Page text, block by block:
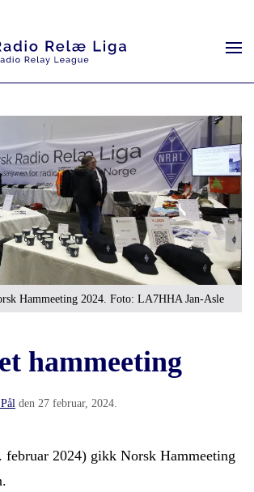
Hammeeting 2024. Foto: LA7HHA Jan-Asle
hammeeting
den 27 februar, 2024.
februar 2024) gikk Norsk Hammeeting